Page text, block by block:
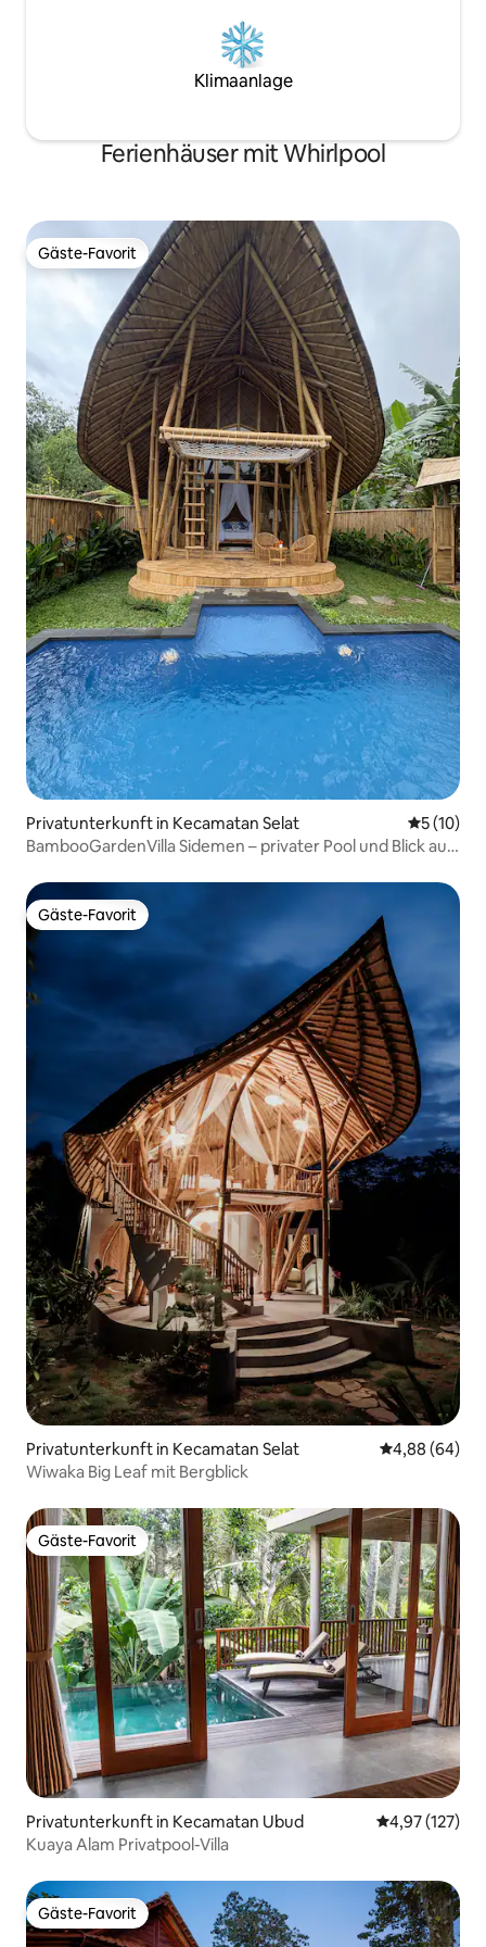
Klimaanlage
Ferienhäuser mit Whirlpool
Gäste-Favorit
Gäste-Favorit
Privatunterkunft in Kecamatan Selat
5 (10)
BambooGardenVilla Sidemen – privater Pool und Blick auf
Gäste-Favorit
Gäste-Favorit
Privatunterkunft in Kecamatan Selat
4,88 (64)
Wiwaka Big Leaf mit Bergblick
Gäste-Favorit
Gäste-Favorit
Privatunterkunft in Kecamatan Ubud
4,97 (127)
Kuaya Alam Privatpool-Villa
Gäste-Favorit
Gäste-Favorit